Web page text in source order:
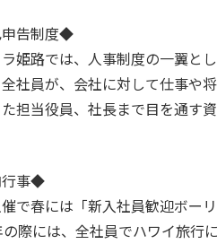
告制度◆
姫路では、人事制度の一翼と
社員が、会社に対して仕事や
担当役員、社長まで目を通す
事◆
で春には「新入社員歓迎ボー
際には、全社員でハワイ旅行